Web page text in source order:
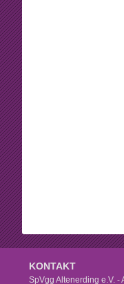
KONTAKT
SpVgg Altenerding e.V. -